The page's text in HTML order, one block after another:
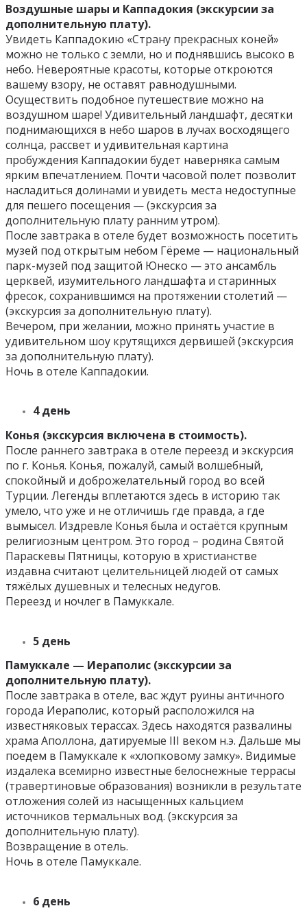
Воздушные шары и Каппадокия (экскурсии за
дополнительную плату).
Увидеть Каппадокию «Страну прекрасных коней»
можно не только с земли, но и поднявшись высоко в
небо. Невероятные красоты, которые откроются
вашему взору, не оставят равнодушными.
Осуществить подобное путешествие можно на
воздушном шаре! Удивительный ландшафт, десятки
поднимающихся в небо шаров в лучах восходящего
солнца, рассвет и удивительная картина
пробуждения Каппадокии будет наверняка самым
ярким впечатлением. Почти часовой полет позволит
насладиться долинами и увидеть места недоступные
для пешего посещения — (экскурсия за
дополнительную плату ранним утром).
После завтрака в отеле будет возможность посетить
музей под открытым небом Гёреме — национальный
парк-музей под защитой Юнеско — это ансамбль
церквей, изумительного ландшафта и старинных
фресок, сохранившимся на протяжении столетий —
(экскурсия за дополнительную плату).
Вечером, при желании, можно принять участие в
удивительном шоу крутящихся дервишей (экскурсия
за дополнительную плату).
Ночь в отеле Каппадокии.
4 день
Конья (экскурсия включена в стоимость).
После раннего завтрака в отеле переезд и экскурсия
по г. Конья. Конья, пожалуй, самый волшебный,
спокойный и доброжелательный город во всей
Турции. Легенды вплетаются здесь в историю так
умело, что уже и не отличишь где правда, а где
вымысел. Издревле Конья была и остаётся крупным
религиозным центром. Это город – родина Святой
Параскевы Пятницы, которую в христианстве
издавна считают целительницей людей от самых
тяжёлых душевных и телесных недугов.
Переезд и ночлег в Памуккале.
5 день
Памуккале — Иераполис (экскурсии за
дополнительную плату).
После завтрака в отеле, вас ждут руины античного
города Иераполис, который расположился на
известняковых терассах. Здесь находятся развалины
храма Аполлона, датируемые III веком н.э. Дальше мы
поедем в Памуккале к «хлопковому замку». Видимые
издалека всемирно известные белоснежные террасы
(травертиновые образования) возникли в результате
отложения солей из насыщенных кальцием
источников термальных вод. (экскурсия за
дополнительную плату).
Возвращение в отель.
Ночь в отеле Памуккале.
6 день